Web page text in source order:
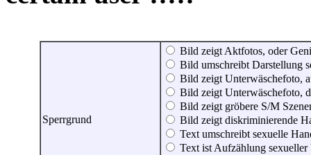
Sperrgrund
Bild zeigt Aktfotos, oder
Bild umschreibt Darstellung
Bild zeigt Unterwäschefoto,
Bild zeigt Unterwäschefoto,
Bild zeigt gröbere S/M
Bild zeigt diskriminierende
Text umschreibt sexuelle
Text ist Aufzählung sexueller